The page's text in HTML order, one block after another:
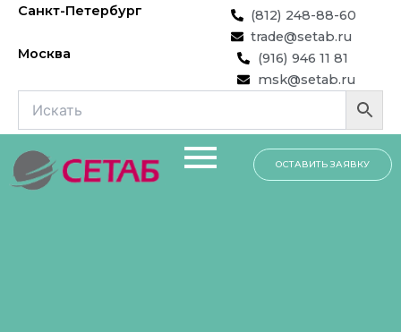
Перейти
содержимому
Санкт-Петербург
(812) 248-88-60
trade@setab.ru
Москва
(916) 946 11 81
msk@setab.ru
ОСТАВИТЬ ЗАЯВКУ